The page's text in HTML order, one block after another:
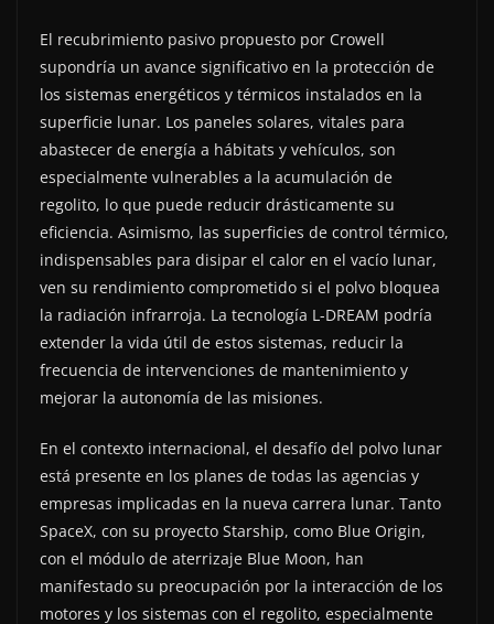
El recubrimiento pasivo propuesto por Crowell
supondría un avance significativo en la protección de
los sistemas energéticos y térmicos instalados en la
superficie lunar. Los paneles solares, vitales para
abastecer de energía a hábitats y vehículos, son
especialmente vulnerables a la acumulación de
regolito, lo que puede reducir drásticamente su
eficiencia. Asimismo, las superficies de control térmico,
indispensables para disipar el calor en el vacío lunar,
ven su rendimiento comprometido si el polvo bloquea
la radiación infrarroja. La tecnología L-DREAM podría
extender la vida útil de estos sistemas, reducir la
frecuencia de intervenciones de mantenimiento y
mejorar la autonomía de las misiones.
En el contexto internacional, el desafío del polvo lunar
está presente en los planes de todas las agencias y
empresas implicadas en la nueva carrera lunar. Tanto
SpaceX, con su proyecto Starship, como Blue Origin,
con el módulo de aterrizaje Blue Moon, han
manifestado su preocupación por la interacción de los
motores y los sistemas con el regolito, especialmente